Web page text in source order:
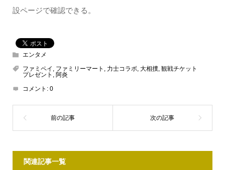
設ページで確認できる。
エンタメ
ファミペイ , ファミリーマート , 力士コラボ, 大相撲, 観戦チケット
プレゼント , 阿炎
コメント: 0
関連記事一覧